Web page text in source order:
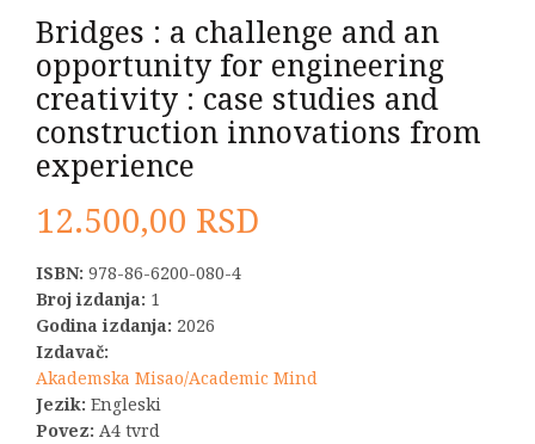
Bridges : a challenge and an
opportunity for engineering
creativity : case studies and
construction innovations from
experience
12.500,00 RSD
ISBN: 978-86-6200-080-4
Broj izdanja: 1
Godina izdanja: 2026
Izdavač:
Akademska Misao/Academic Mind
Jezik: Engleski
Povez: A4 tvrd